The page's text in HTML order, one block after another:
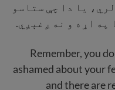
یا دا چې ستاسو
په اړه و نه ږغېږي.
Remember, you
ashamed about your
and there are